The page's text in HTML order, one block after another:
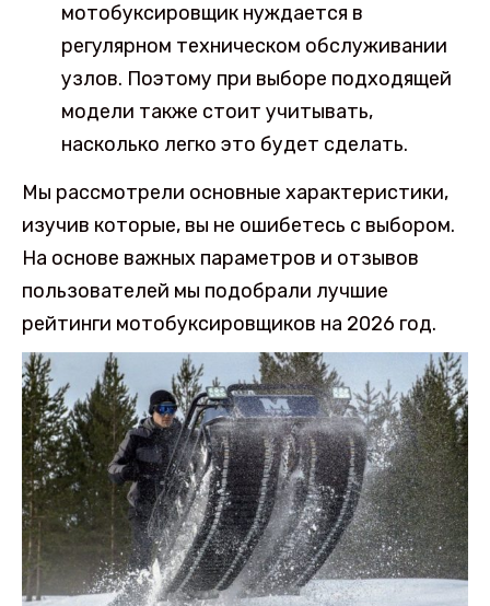
мотобуксировщик нуждается в
регулярном техническом обслуживании
узлов. Поэтому при выборе подходящей
модели также стоит учитывать,
насколько легко это будет сделать.
Мы рассмотрели основные характеристики,
изучив которые, вы не ошибетесь с выбором.
На основе важных параметров и отзывов
пользователей мы подобрали лучшие
рейтинги мотобуксировщиков на 2026 год.